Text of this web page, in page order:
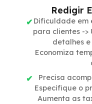
Redigir
Dificuldade em
para clientes -
detalhes
Economiza
Precisa
Especifique o
Aumenta as